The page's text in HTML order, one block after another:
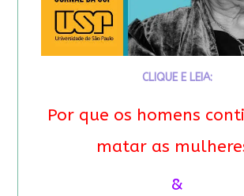
CLIQUE E LEIA:
Por que os homens
matar as
&